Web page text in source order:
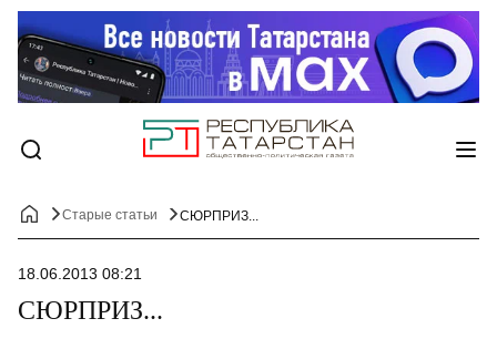
Старые статьи СЮРПРИЗ...
18.06.2013 08:21
СЮРПРИЗ...